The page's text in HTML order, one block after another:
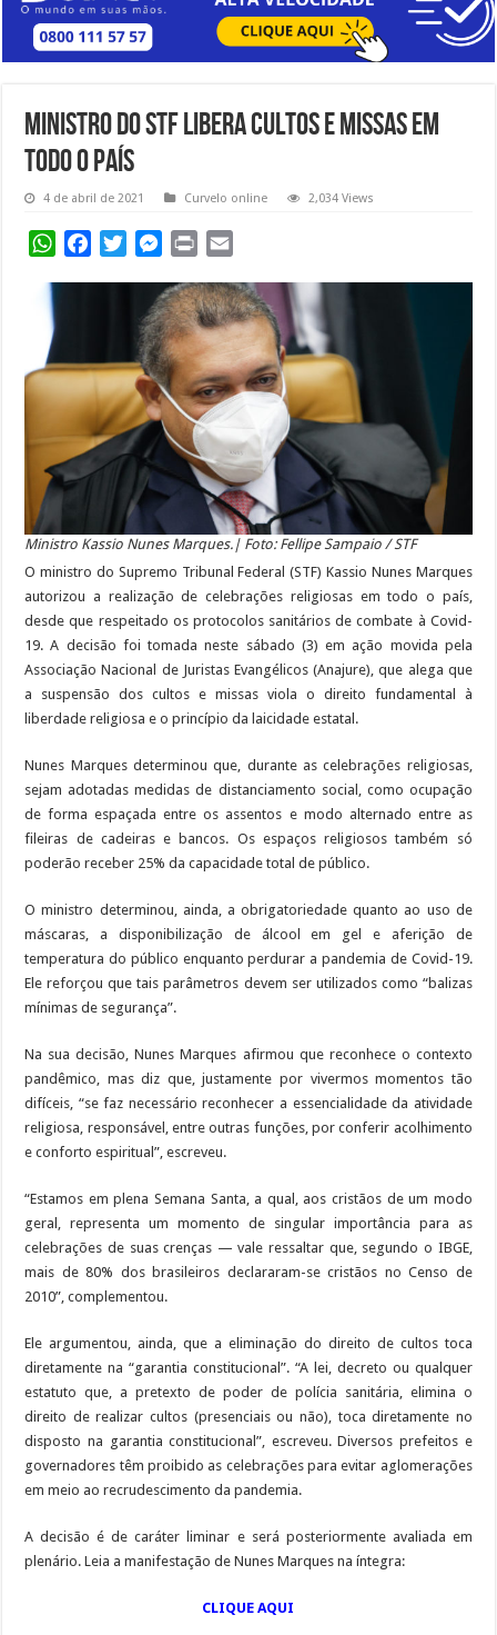
Ministro do STF libera cultos e missas em
todo o país
4 de abril de 2021 Curvelo online 2,034 Views
WhatsAppFacebookTwitterMessenger
Print
Ministro Kassio Nunes Marques.| Foto: Fellipe Sampaio / STF
O ministro do Supremo Tribunal Federal (STF) Kassio Nunes Marques
autorizou a realização de celebrações religiosas em todo o país,
desde que respeitado os protocolos sanitários de combate à Covid-
19. A decisão foi tomada neste sábado (3) em ação movida pela
Associação Nacional de Juristas Evangélicos (Anajure), que alega que
a suspensão dos cultos e missas viola o direito fundamental à
liberdade religiosa e o princípio da laicidade estatal.
Nunes Marques determinou que, durante as celebrações religiosas,
sejam adotadas medidas de distanciamento social, como ocupação
de forma espaçada entre os assentos e modo alternado entre as
fileiras de cadeiras e bancos. Os espaços religiosos também só
poderão receber 25% da capacidade total de público.
O ministro determinou, ainda, a obrigatoriedade quanto ao uso de
máscaras, a disponibilização de álcool em gel e aferição de
temperatura do público enquanto perdurar a pandemia de Covid-19.
Ele reforçou que tais parâmetros devem ser utilizados como “balizas
mínimas de segurança”.
Na sua decisão, Nunes Marques afirmou que reconhece o contexto
pandêmico, mas diz que, justamente por vivermos momentos tão
difíceis, “se faz necessário reconhecer a essencialidade da atividade
religiosa, responsável, entre outras funções, por conferir acolhimento
e conforto espiritual”, escreveu.
“Estamos em plena Semana Santa, a qual, aos cristãos de um modo
geral, representa um momento de singular importância para as
celebrações de suas crenças — vale ressaltar que, segundo o IBGE,
mais de 80% dos brasileiros declararam-se cristãos no Censo de
2010”, complementou.
Ele argumentou, ainda, que a eliminação do direito de cultos toca
diretamente na “garantia constitucional”. “A lei, decreto ou qualquer
estatuto que, a pretexto de poder de polícia sanitária, elimina o
direito de realizar cultos (presenciais ou não), toca diretamente no
disposto na garantia constitucional”, escreveu. Diversos prefeitos e
governadores têm proibido as celebrações para evitar aglomerações
em meio ao recrudescimento da pandemia.
A decisão é de caráter liminar e será posteriormente avaliada em
plenário. Leia a manifestação de Nunes Marques na íntegra:
CLIQUE AQUI